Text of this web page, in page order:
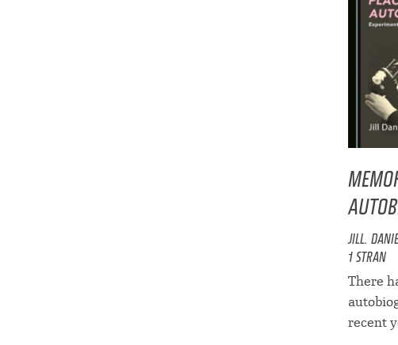
JILL.
1 STRAN
There
recent